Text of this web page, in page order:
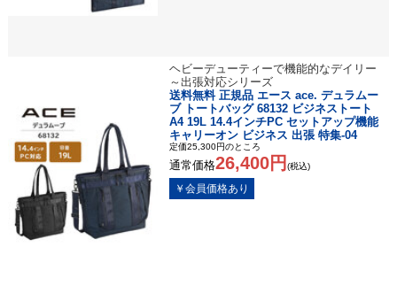
ヘビーデューティーで機能的なデイリー
～出張対応シリーズ
送料無料 正規品 エース ace. デュラムー
ブ トートバッグ 68132 ビジネストート
A4 19L 14.4インチPC セットアップ機能
キャリーオン ビジネス 出張 特集-04
定価25,300円のところ
通常価格26,400円 (税込)